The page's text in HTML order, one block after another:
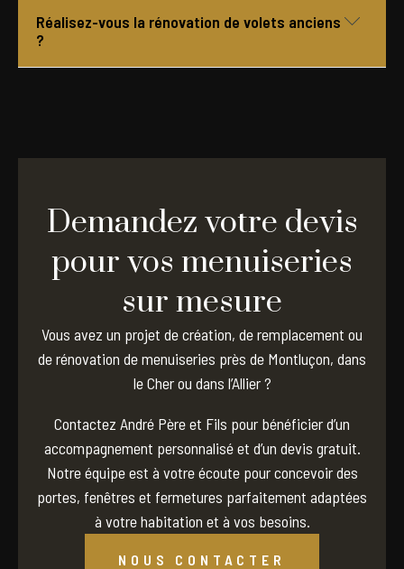
aux alentours de Montluçon, Commentry, Huriel ou Néris-
Réalisez-vous la rénovation de volets anciens
?
Demandez votre devis
pour vos menuiseries
sur mesure
Vous avez un projet de création, de remplacement ou
de rénovation de menuiseries près de Montluçon, dans
le Cher ou dans l’Allier ?
Contactez André Père et Fils pour bénéficier d’un
accompagnement personnalisé et d’un devis gratuit.
Notre équipe est à votre écoute pour concevoir des
portes, fenêtres et fermetures parfaitement adaptées
à votre habitation et à vos besoins.
NOUS CONTACTER